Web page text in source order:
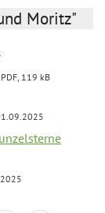
Moritz"
PDF, 119 kB